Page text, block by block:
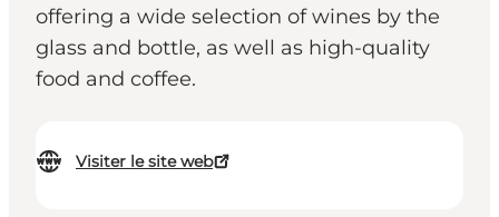
offering a wide selection of wines by the
glass and bottle, as well as high-quality
food and coffee.
Visiter le site web